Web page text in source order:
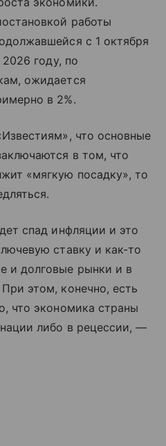
работы
с 1 октября
году, по
ожидается
в 2%.
что основные
в том, что
«мягкую посадку», то
спад инфляции и это
ставку и как-то
и долговые рынки и в
этом, конечно, есть
что экономика страны
либо в рецессии, —